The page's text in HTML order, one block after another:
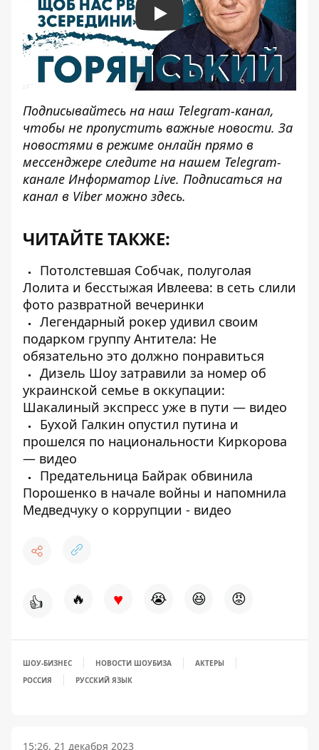
Play
Подписывайтесь на наш Telegram-канал,
чтобы не пропустить важные новости. За
новостями в режиме онлайн прямо в
мессенджере следите на нашем Telegram-
канале Информатор Live. Подписаться на
канал в Viber можно здесь.
ЧИТАЙТЕ ТАКЖЕ:
Потолстевшая Собчак, полуголая
Лолита и бесстыжая Ивлеева: в сеть слили
фото развратной вечеринки
Легендарный рокер удивил своим
подарком группу Антитела: Не
обязательно это должно понравиться
Дизель Шоу затравили за номер об
украинской семье в оккупации:
Шакалиный экспресс уже в пути — видео
Бухой Галкин опустил путина и
прошелся по национальности Киркорова
— видео
Предательница Байрак обвинила
Порошенко в начале войны и напомнила
Медведчуку о коррупции - видео
👍 🔥 ♥ 😭 😆 😡
ШОУ-БИЗНЕС НОВОСТИ ШОУБИЗА
АКТЕРЫ
РОССИЯ
РУССКИЙ ЯЗЫК
15:26, 21 декабря 2023